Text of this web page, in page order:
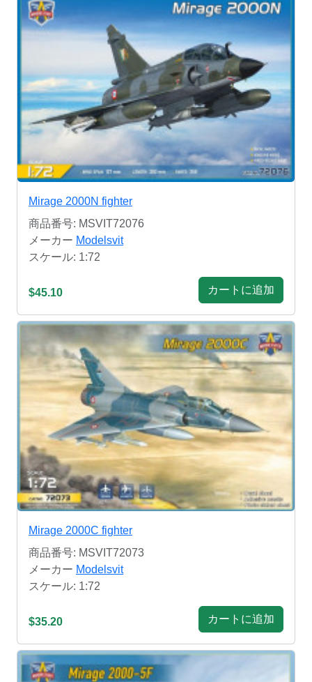
Mirage 2000N fighter
商品番号: MSVIT72076
メーカー Modelsvit
スケール: 1:72
$45.10 カートに追加
Mirage 2000C fighter
商品番号: MSVIT72073
メーカー Modelsvit
スケール: 1:72
$35.20 カートに追加